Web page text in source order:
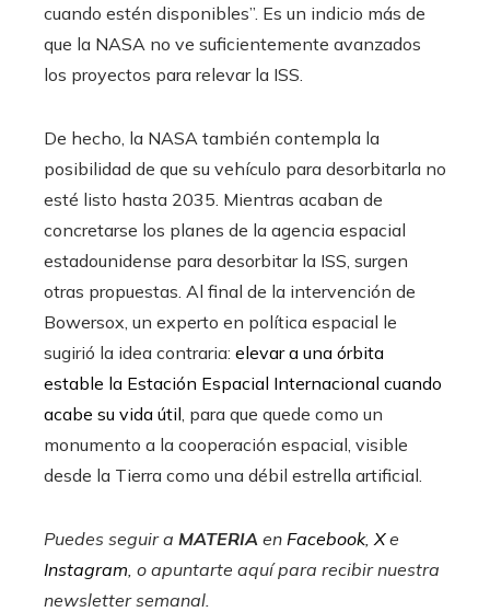
cuando estén disponibles”. Es un indicio más de
que la NASA no ve suficientemente avanzados
los proyectos para relevar la ISS.
De hecho, la NASA también contempla la
posibilidad de que su vehículo para desorbitarla no
esté listo hasta 2035. Mientras acaban de
concretarse los planes de la agencia espacial
estadounidense para desorbitar la ISS, surgen
otras propuestas. Al final de la intervención de
Bowersox, un experto en política espacial le
sugirió la idea contraria: elevar a una órbita
estable la Estación Espacial Internacional cuando
acabe su vida útil , para que quede como un
monumento a la cooperación espacial, visible
desde la Tierra como una débil estrella artificial.
Puedes seguir a MATERIA en Facebook, Xe
Instagram , o apuntarte aquí para recibirnuestra
newsletter semanal